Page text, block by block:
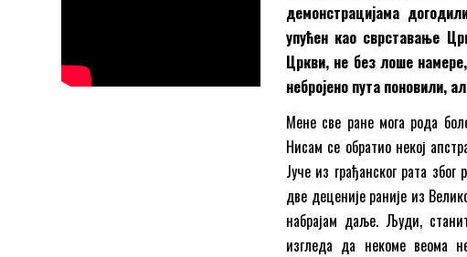
демонстрацијама
упућен као сврставање
Цркви, не без лоше
небројено пута поновили,
Мене све ране мога рода
Нисам се обратио некој
Јуче из грађанског рата
две деценије раније из
набрајам даље. Људи,
изгледа да некоме веома